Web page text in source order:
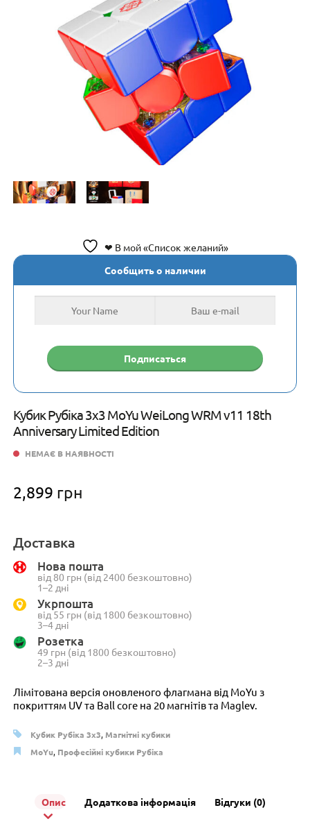
❤ В мой «Список желаний»
Кубик Рубіка 3х3 MoYu WeiLong WRM v11 18th
Anniversary Limited Edition
2,899 грн
Лімітована версія оновленого флагмана від MoYu з
покриттям UV та Ball core на 20 магнітів та Maglev.
НЕМАЄ В НАЯВНОСТІ
Сообщить о наличии
Доставка
Нова пошта
від 80 грн (від 2400 безкоштовно)
1–2 дні
Укрпошта
від 55 грн (від 1800 безкоштовно)
3–4 дні
Розетка
49 грн (від 1800 безкоштовно)
2–3 дні
Кубик Рубіка 3x3,Магнітні кубики
MoYu, Професійні кубики Рубіка
Опис Додаткова інформація Відгуки (0)